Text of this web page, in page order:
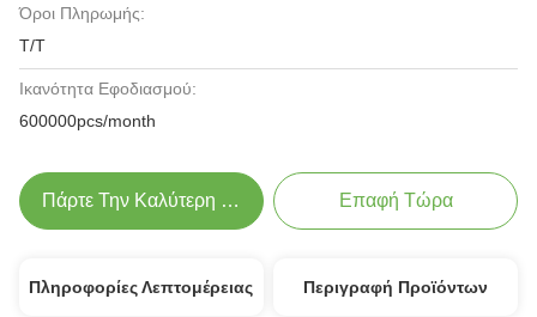
Όροι Πληρωμής:
Τ/Τ
Ικανότητα Εφοδιασμού:
600000pcs/month
Πάρτε Την Καλύτερη Τιμή Επαφή Τώρα
Πληροφορίες Λεπτομέρειας Περιγραφή Προϊόντων